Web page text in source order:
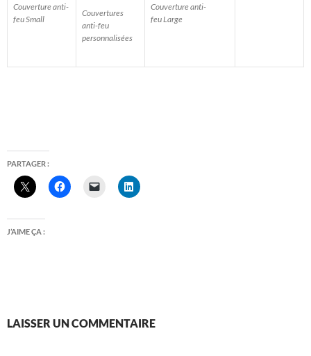
Couverture anti-
feu Small
Couvertures
anti-feu
personnalisées
Couverture anti-
feu Large
PARTAGER :
J’AIME ÇA :
LAISSER UN COMMENTAIRE